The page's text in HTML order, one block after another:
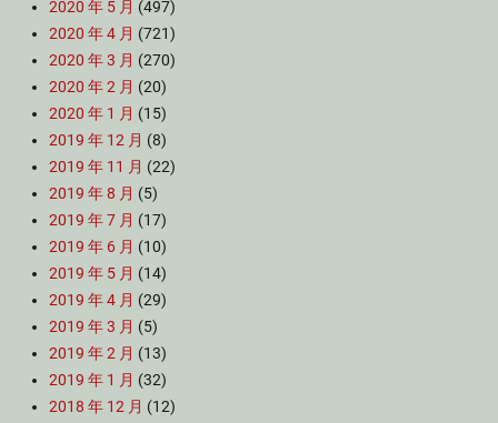
2020 年 5 月 (497)
2020 年 4 月 (721)
2020 年 3 月 (270)
2020 年 2 月 (20)
2020 年 1 月 (15)
2019 年 12 月 (8)
2019 年 11 月 (22)
2019 年 8 月 (5)
2019 年 7 月 (17)
2019 年 6 月 (10)
2019 年 5 月 (14)
2019 年 4 月 (29)
2019 年 3 月 (5)
2019 年 2 月 (13)
2019 年 1 月 (32)
2018 年 12 月 (12)